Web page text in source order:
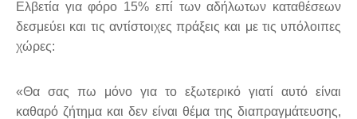
Ελβετία για φόρο 15% επί των αδήλωτων καταθέσεων
δεσμεύει και τις αντίστοιχες πράξεις και με τις υπόλοιπες
χώρες:
«Θα σας πω μόνο για το εξωτερικό γιατί αυτό είναι
καθαρό ζήτημα και δεν είναι θέμα της διαπραγμάτευσης,